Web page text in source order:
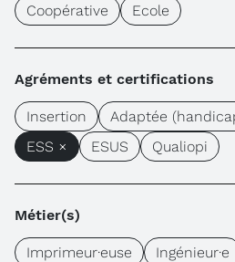
Coopérative
Ecole
Agréments et certifications
Insertion Adaptée
ESS ×
ESUS Qualiopi
Métier(s)
Imprimeur·euse Ingénieur·e